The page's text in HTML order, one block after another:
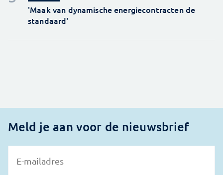
'Maak van dynamische energiecontracten de
standaard'
Meld je aan voor de nieuwsbrief